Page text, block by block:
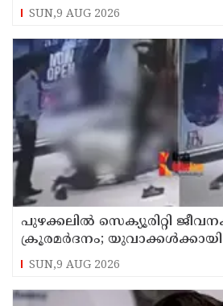
SUN,9 AUG 2026
പുഴക്കലില്‍ സെക്യൂരിറ്റി
ക്രൂരമര്‍ദനം;
തുടരുന്നു
SUN,9 AUG 2026